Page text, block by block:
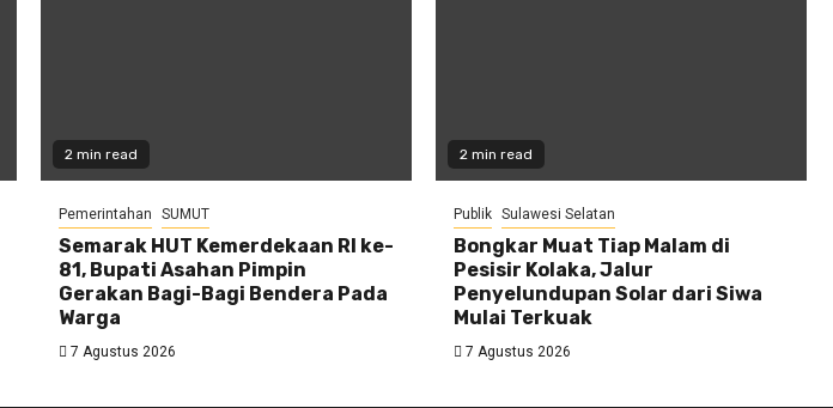
2 min read
Pemerintahan SUMUT
Semarak HUT Kemerdekaan RI ke-
81, Bupati Asahan Pimpin
Gerakan Bagi-Bagi Bendera Pada
Warga
7 Agustus 2026
2 min read
Publik Sulawesi Selatan
Bongkar Muat Tiap Malam di
Pesisir Kolaka, Jalur
Penyelundupan Solar dari Siwa
Mulai Terkuak
7 Agustus 2026